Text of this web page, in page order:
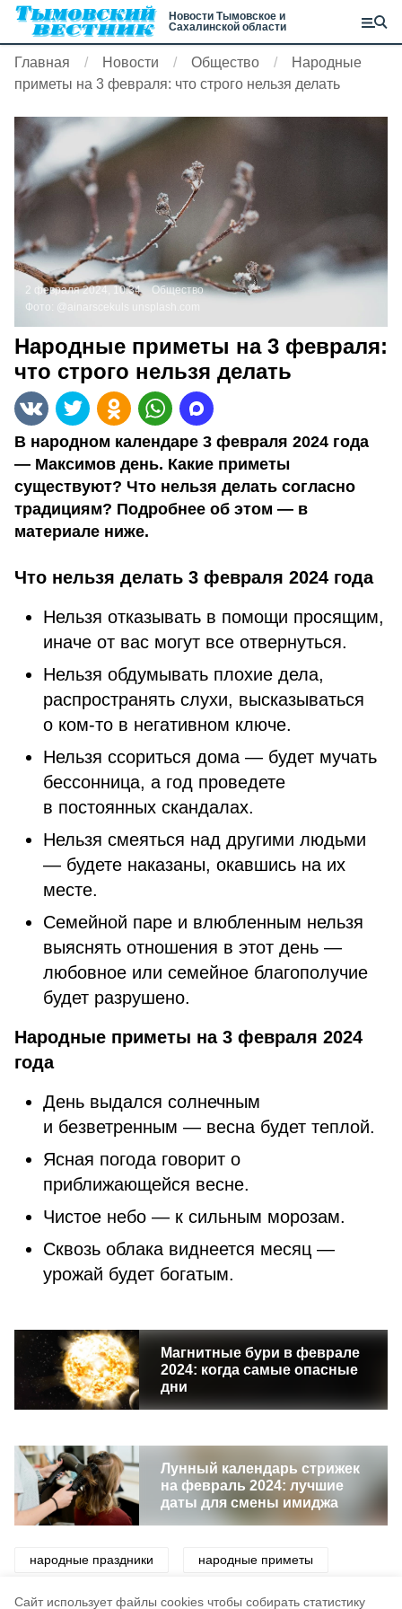
Cайт использует файлы cookies чтобы собирать статистику
Новости Тымовское и
Сахалинской области
Главная Новости Общество
Народные
приметы на 3 февраля: что строго нельзя делать
2 февраля 2024, 10:34
Общество
Фото:
@ainarscekuls unsplash.com
Народные приметы на 3 февраля:
что строго нельзя делать
В народном календаре 3 февраля 2024 года
— Максимов день. Какие приметы
существуют? Что нельзя делать согласно
традициям? Подробнее об этом — в
материале ниже.
Что нельзя делать 3 февраля 2024 года
Нельзя отказывать в помощи просящим,
иначе от вас могут все отвернуться.
Нельзя обдумывать плохие дела,
распространять слухи, высказываться
о ком-то в негативном ключе.
Нельзя ссориться дома — будет мучать
бессонница, а год проведете
в постоянных скандалах.
Нельзя смеяться над другими людьми
— будете наказаны, окавшись на их
месте.
Семейной паре и влюбленным нельзя
выяснять отношения в этот день —
любовное или семейное благополучие
будет разрушено.
Народные приметы на 3 февраля 2024
года
День выдался солнечным
и безветренным — весна будет теплой.
Ясная погода говорит о
приближающейся весне.
Чистое небо — к сильным морозам.
Сквозь облака виднеется месяц —
урожай будет богатым.
Магнитные бури в феврале
2024: когда самые опасные
дни
Лунный календарь стрижек
на февраль 2024: лучшие
даты для смены имиджа
народные праздники народные приметы
приметы праздник традиции